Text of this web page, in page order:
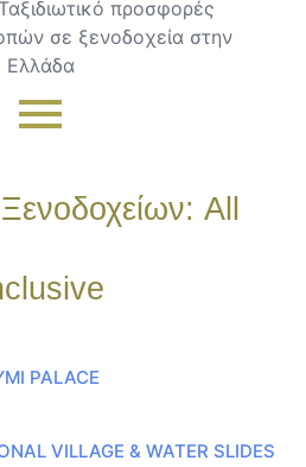
All
PALACE
VILLAGE & WATER SLIDES